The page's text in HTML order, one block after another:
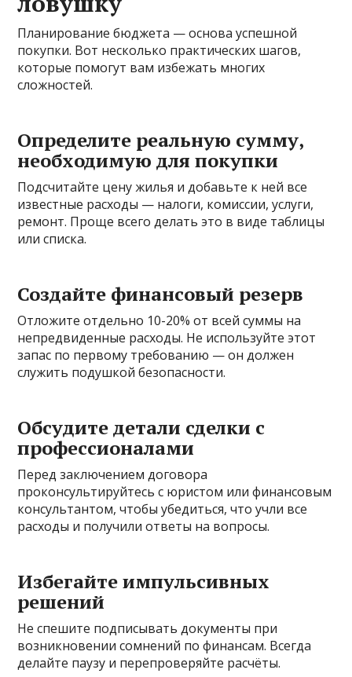
Планирование бюджета — основа успешной
покупки. Вот несколько практических шагов,
которые помогут вам избежать многих
сложностей.
Определите реальную сумму,
необходимую для покупки
Подсчитайте цену жилья и добавьте к ней все
известные расходы — налоги, комиссии, услуги,
ремонт. Проще всего делать это в виде таблицы
или списка.
Создайте финансовый резерв
Отложите отдельно 10-20% от всей суммы на
непредвиденные расходы. Не используйте этот
запас по первому требованию — он должен
служить подушкой безопасности.
Обсудите детали сделки с
профессионалами
Перед заключением договора
проконсультируйтесь с юристом или финансовым
консультантом, чтобы убедиться, что учли все
расходы и получили ответы на вопросы.
Избегайте импульсивных
решений
Не спешите подписывать документы при
возникновении сомнений по финансам. Всегда
делайте паузу и перепроверяйте расчёты.